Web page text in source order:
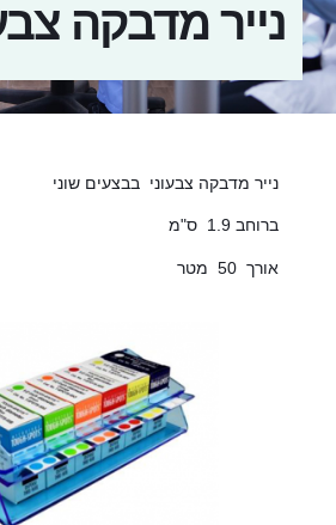
נייר מדבקה
נייר מדבקה צבעוני בבצעים שוני
ברוחב 1.9 ס"מ
אורך 50 מטר